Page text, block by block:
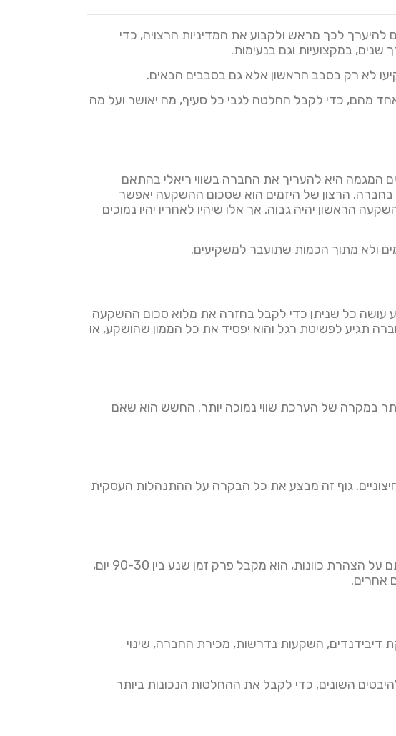
להיערך לכך מראש ולקבוע את המדיניות הרצויה, כדי
שנים, במקצועיות וגם בנעימות.
לא רק בסבב הראשון אלא גם בסבבים הבאים.
מהם, כדי לקבל החלטה לגבי כל סעיף, מה יאושר ועל מה
המגמה היא להעריך את החברה בשווי ריאלי בהתאם
בחברה. הרצון של היזמים הוא שסכום ההשקעה יאפשר
הראשון יהיה גבוה, אך אלו שיהיו לאחריו יהיו נמוכים
ולא מתוך הכמות שתועבר למשקיעים.
עושה כל שניתן כדי לקבל בחזרה את מלוא סכום ההשקעה
תגיע לפשיטת רגל והוא יפסיד את כל הממון שהושקע, או
במקרה של הערכת שווי נמוכה יותר. החשש הוא שאם
גוף זה מבצע את כל הבקרה על ההתנהלות העסקית
ולכן ברגע שהוא חותם על הצהרת כוונות, הוא מקבל פרק זמן שנע בין 90-30 יום,
אחרים.
דיבידנדים, השקעות נדרשות, מכירת החברה, שינוי
השונים, כדי לקבל את ההחלטות הנכונות ביותר